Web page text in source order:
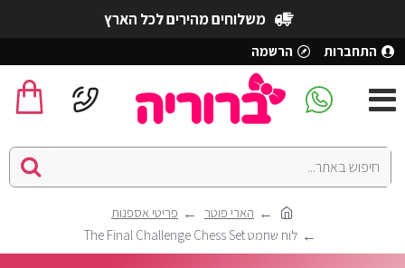
משלוחים מהירים לכל הארץ
התחברות הרשמה
הארי פוטר
פריטי אספנות
לוח שחמט The Final Challenge Chess Set